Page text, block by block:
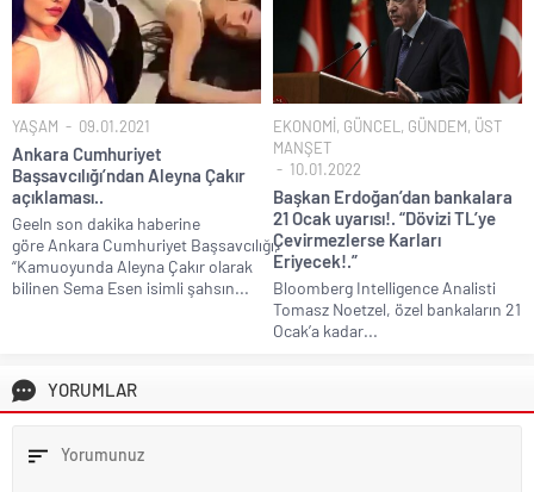
YAŞAM 09.01.2021
Ankara Cumhuriyet
Başsavcılığı’ndan Aleyna Çakır
açıklaması..
Geeln son dakika haberine
göre Ankara Cumhuriyet Başsavcılığı,
“Kamuoyunda Aleyna Çakır olarak
bilinen Sema Esen isimli şahsın...
EKONOMİ, GÜNCEL , GÜNDEM, ÜST
MANŞET
10.01.2022
Başkan Erdoğan’dan bankalara
21 Ocak uyarısı!. “Dövizi TL’ye
Çevirmezlerse Karları
Eriyecek!.”
Bloomberg Intelligence Analisti
Tomasz Noetzel, özel bankaların 21
Ocak’a kadar...
YORUMLAR